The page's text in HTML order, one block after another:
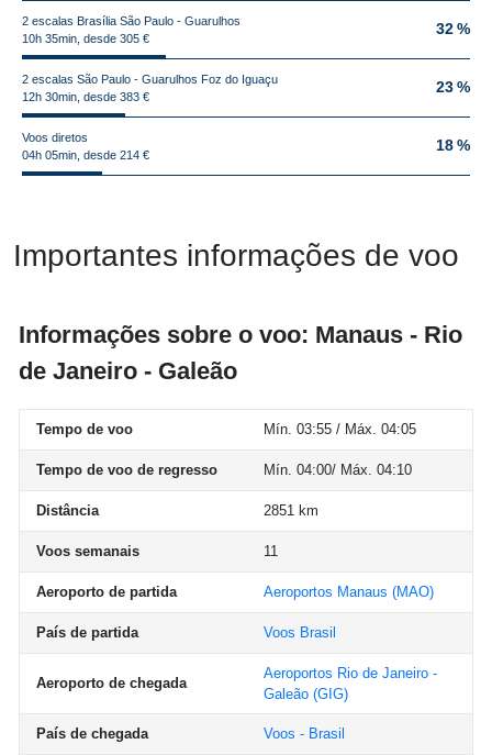
2 escalas Brasília São Paulo - Guarulhos
10h 35min, desde 305 €
32 %
2 escalas São Paulo - Guarulhos Foz do Iguaçu
12h 30min, desde 383 €
23 %
Voos diretos
04h 05min, desde 214 €
18 %
Importantes informações de voo
Informações sobre o voo: Manaus - Rio
de Janeiro - Galeão
Tempo de voo Mín. 03:55 / Máx. 04:05
Tempo de voo de regresso Mín. 04:00/ Máx. 04:10
Distância 2851 km
Voos semanais 11
Aeroporto de partida Aeroportos Manaus (MAO)
País de partida Voos Brasil
Aeroporto de chegada
Aeroportos Rio de Janeiro -
Galeão (GIG)
País de chegada Voos - Brasil